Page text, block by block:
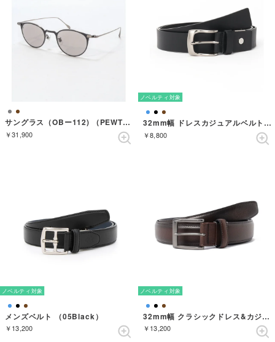
サングラス（OBー112) （PEWTER）
￥31,900
ノベルティ対象
32mm幅 ドレスカジュアルベルト （BLACK）
￥8,800
ノベルティ対象
メンズベルト （05Black）
￥13,200
ノベルティ対象
32mm幅 クラシックドレス&カジュアルベルト （DARKBROWN）
￥13,200